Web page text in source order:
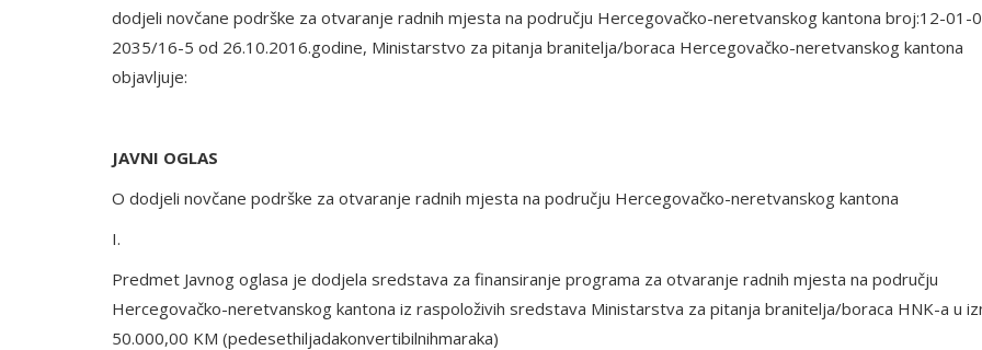
dodjeli novčane podrške za otvaranje radnih mjesta na području Hercegovačko-neretvanskog kantona broj:12-01-
2035/16-5 od 26.10.2016.godine, Ministarstvo za pitanja branitelja/boraca Hercegovačko-neretvanskog kantona
objavljuje:
JAVNI OGLAS
O dodjeli novčane podrške za otvaranje radnih mjesta na području Hercegovačko-neretvanskog kantona
I.
Predmet Javnog oglasa je dodjela sredstava za finansiranje programa za otvaranje radnih mjesta na području
Hercegovačko-neretvanskog kantona iz raspoloživih sredstava Ministarstva za pitanja branitelja/boraca HNK-a u
50.000,00 KM (pedesethiljadakonvertibilnihmaraka)